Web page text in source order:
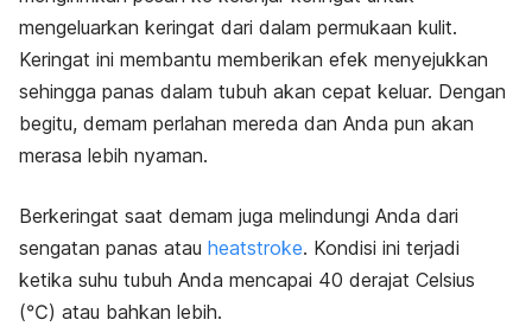
mengeluarkan keringat dari dalam permukaan kulit.
Keringat ini membantu memberikan efek menyejukkan
sehingga panas dalam tubuh akan cepat keluar. Dengan
begitu, demam perlahan mereda dan Anda pun akan
merasa lebih nyaman.
Berkeringat saat demam juga melindungi Anda dari
sengatan panas atau heatstroke. Kondisi ini terjadi
ketika suhu tubuh Anda mencapai 40 derajat Celsius
(℃) atau bahkan lebih.